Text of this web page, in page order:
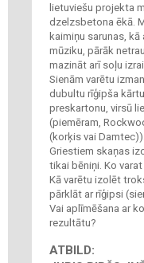
lietuviešu projekta
dzelzsbetona ēkā.
kaimiņu sarunas,
mūziku, pārāk
mazināt arī soļu
Sienām varētu
dubultu rīģipša
preskartonu, virsū
(piemēram,
(korķis vai
Griestiem skaņas
tikai bēniņi. Ko
Kā varētu izolēt
pārklāt ar rīģipsi
Vai aplīmēšana ar
rezultātu?
ATBILD: